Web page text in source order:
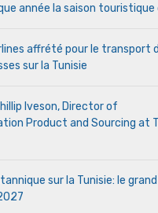
année la saison touristique
affrété pour le transport
sur la Tunisie
Iveson, Director of
Product and Sourcing at
sur la Tunisie: le